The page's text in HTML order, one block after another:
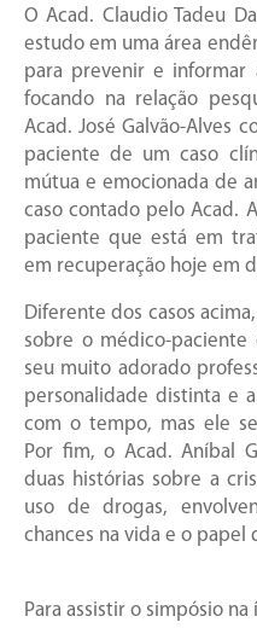
O Acad. Claudio Tadeu
estudo em uma área
para prevenir e informar
focando na relação
Acad. José Galvão-Alves
paciente de um caso
mútua e emocionada de
caso contado pelo Acad.
paciente que está em
em recuperação hoje em
Diferente dos casos
sobre o médico-
seu muito adorado
personalidade distinta e
com o tempo, mas ele
Por fim, o Acad. Aníbal
duas histórias sobre a
uso de drogas,
chances na vida e o papel
Para assistir o simpósio